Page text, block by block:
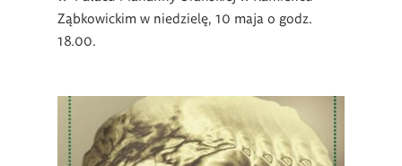
Ząbkowickim w niedzielę, 10 maja o godz.
18.00.